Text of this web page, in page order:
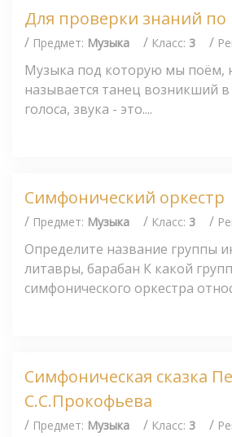
Для проверки знаний по
/ Предмет: Музыка / Класс: 3 /
Музыка под которую мы поём,
называется танец возникший в
голоса, звука - это....
Симфонический оркестр
/ Предмет: Музыка / Класс: 3 /
Определите название группы
литавры, барабан К какой
симфонического оркестра
Симфоническая сказка
C.С.Прокофьева
/ Предмет: Музыка / Класс: 3 /